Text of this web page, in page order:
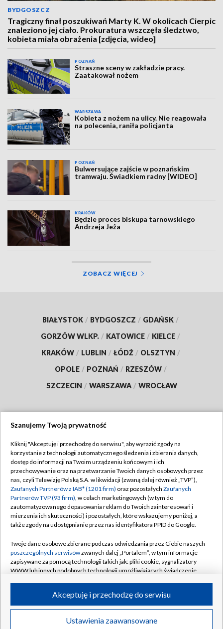
BYDGOSZCZ
Tragiczny finał poszukiwań Marty K. W okolicach Cierpic
znaleziono jej ciało. Prokuratura wszczęła śledztwo,
kobieta miała obrażenia [zdjęcia, wideo]
POZNAŃ
Straszne sceny w zakładzie pracy.
Zaatakował nożem
WARSZAWA
Kobieta z nożem na ulicy. Nie reagowała
na polecenia, raniła policjanta
POZNAŃ
Bulwersujące zajście w poznańskim
tramwaju. Świadkiem radny [WIDEO]
KRAKÓW
Będzie proces biskupa tarnowskiego
Andrzeja Jeża
ZOBACZ WIĘCEJ
BIAŁYSTOK / BYDGOSZCZ / GDAŃSK /
GORZÓW WLKP. / KATOWICE / KIELCE /
KRAKÓW / LUBLIN / ŁÓDŹ / OLSZTYN /
OPOLE / POZNAŃ / RZESZÓW /
SZCZECIN / WARSZAWA / WROCŁAW
TVP
Abonament TVP
Emisja w TVP
Centrum informacji TVP
Naziemna Telewizja Cyfrowa
Rada Programowa
System NOS
Informacje o nadawcy
Program dla prasy
Regulamin TVP
Polityka prywatności
Moje zgody
Pomoc
Kontakt
Kanały
©2026 Telewizja Polska S.A. w likwidacji
Szanujemy Twoją prywatność
Kliknij "Akceptuję i przechodzę do serwisu", aby wyrazić zgody na
korzystanie z technologii automatycznego śledzenia i zbierania danych,
dostęp do informacji na Twoim urządzeniu końcowym i ich
przechowywanie oraz na przetwarzanie Twoich danych osobowych przez
nas, czyli Telewizję Polską S.A. w likwidacji (zwaną dalej również „TVP”),
Zaufanych Partnerów z IAB* (1201 firm) oraz pozostałych Zaufanych
Partnerów TVP (93 firm), w celach marketingowych (w tym do
zautomatyzowanego dopasowania reklam do Twoich zainteresowań i
mierzenia ich skuteczności) i pozostałych, które wskazujemy poniżej, a
także zgody na udostępnianie przez nas identyfikatora PPID do Google.
Twoje dane osobowe zbierane podczas odwiedzania przez Ciebie naszych
poszczególnych serwisówzwanych dalej „Portalem”, w tym informacje
zapisywane za pomocą technologii takich jak: pliki cookie, sygnalizatory
WWW lub innych podobnych technologii umożliwiających świadczenie
ruchu w Internecie.
Twoje dane osobowe zbierane podczas odwiedzania przez Ciebie
poszczególnych serwisówna Portalu, takie jak adresy IP, identyfikatory
Ustawienia zaawansowane
Akceptuję i przechodzę do serwisu